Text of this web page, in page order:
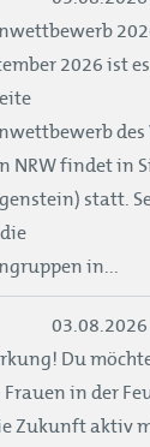
2026 ist
des
NRW findet in
statt.
in...
Du
in der
Zukunft aktiv